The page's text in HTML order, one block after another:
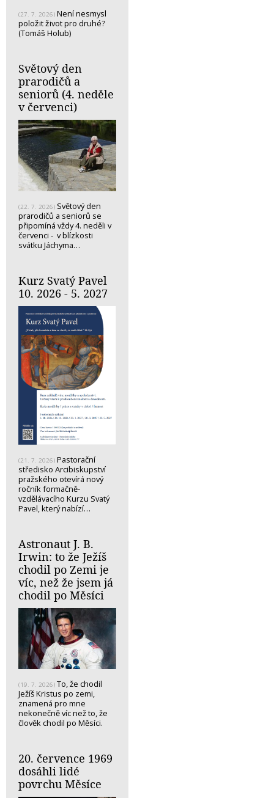
(27. 7. 2026) Není nesmysl
položit život pro druhé?
(Tomáš Holub)
Světový den
prarodičů a
seniorů (4. neděle
v červenci)
(22. 7. 2026) Světový den
prarodičů a seniorů se
připomíná vždy 4. neděli v
červenci - v blízkosti
svátku Jáchyma…
Kurz Svatý Pavel
10. 2026 - 5. 2027
(21. 7. 2026) Pastorační
středisko Arcibiskupství
pražského otevírá nový
ročník formačně-
vzdělávacího Kurzu Svatý
Pavel, který nabízí…
Astronaut J. B.
Irwin: to že Ježíš
chodil po Zemi je
víc, než že jsem já
chodil po Měsíci
(19. 7. 2026) To, že chodil
Ježíš Kristus po zemi,
znamená pro mne
nekonečně víc než to, že
člověk chodil po Měsíci.
20. července 1969
dosáhli lidé
povrchu Měsíce